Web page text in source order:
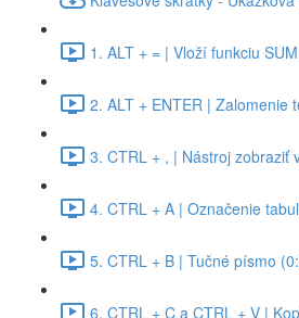
1. ALT + = | Vloží funkciu
2. ALT + ENTER | Zalomenie
3. CTRL + , | Nástroj zobraziť
4. CTRL + A | Označenie
5. CTRL + B | Tučné písmo
6. CTRL + C a CTRL + V |